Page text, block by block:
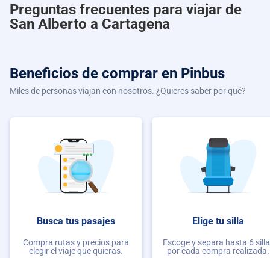
Preguntas frecuentes para viajar de
San Alberto a Cartagena
Beneficios de comprar en Pinbus
Miles de personas viajan con nosotros. ¿Quieres saber por qué?
Busca tus pasajes
Compra rutas y precios para
elegir el viaje que quieras.
Elige tu silla
Escoge y separa hasta 6
por cada compra realizada.